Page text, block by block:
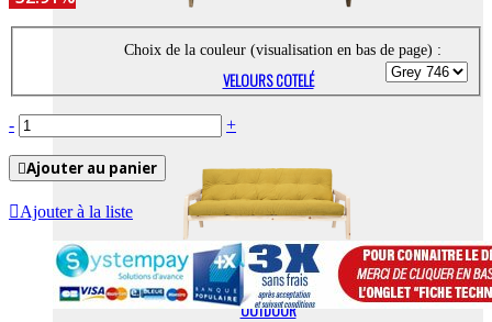
VELOURS COTELÉ
OUTDOOR
Choix de la couleur (visualisation en bas de page) :
- +
Ajouter au panier
Ajouter à la liste